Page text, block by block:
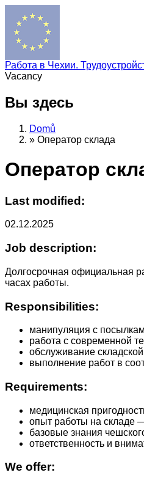
Работа в Чехии.
Vacancy
Вы здесь
Domů
» Оператор склада
Оператор
Last modified:
02.12.2025
Job description:
Долгосрочная официальная
часах работы.
Responsibilities:
манипуляция с
работа с современной
обслуживание
выполнение работ в
Requirements:
медицинская
опыт работы на складе
базовые знания
ответственность и
We offer: